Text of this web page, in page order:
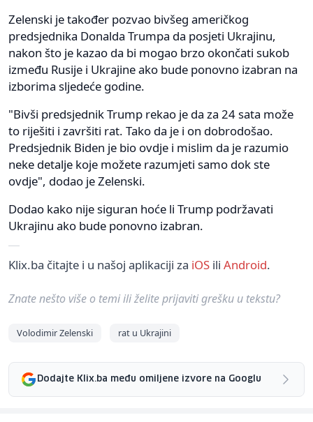
Zelenski je također pozvao bivšeg američkog
predsjednika Donalda Trumpa da posjeti Ukrajinu,
nakon što je kazao da bi mogao brzo okončati sukob
između Rusije i Ukrajine ako bude ponovno izabran na
izborima sljedeće godine.
"Bivši predsjednik Trump rekao je da za 24 sata može
to riješiti i završiti rat. Tako da je i on dobrodošao.
Predsjednik Biden je bio ovdje i mislim da je razumio
neke detalje koje možete razumjeti samo dok ste
ovdje", dodao je Zelenski.
Dodao kako nije siguran hoće li Trump podržavati
Ukrajinu ako bude ponovno izabran.
Klix.ba čitajte i u našoj aplikaciji za iOS ili Android.
Znate nešto više o temi ili želite prijaviti grešku u tekstu?
Volodimir Zelenski rat u Ukrajini
Dodajte Klix.ba među omiljene izvore na Googlu